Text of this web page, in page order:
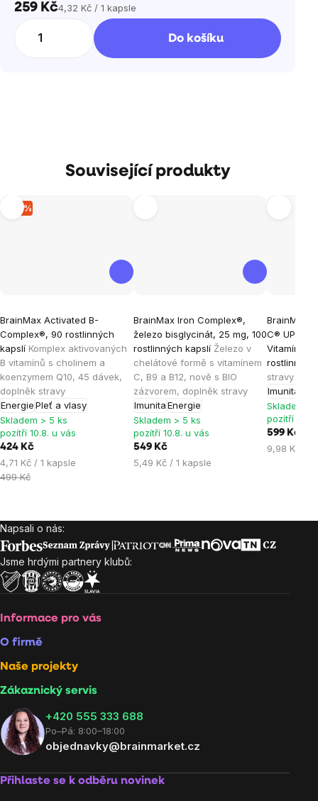
259 KčMěrná
4,32 Kč / 1 kapsle
Do košíku
Související produkty
–15 %
BrainMax Activated B-
Complex®, 90 rostlinných
kapslí Komplex aktivovaných
B vitamínů s cholinem a
koenzymem Q10, 45 dávek,
doplněk stravy
EnergiePleť a vlasy
hodnocení
produktu
je
5,0
z
5
hvězdiček.
Skladem > 5 ks
pozítří 10.8. u vás
424 Kč
Měrná
cena:
4,71 Kč / 1 kapsle
499 Kč
BrainMax Iron Complex®,
železo bisglycinát, 25 mg, 100
rostlinných kapslí Železo v
chelátové formě s vitamínem
C, B9 a B12, nově s BIO
zázvorem, doplněk stravy
ImunitaEnergie
hodnocení
produktu
je
4,8
z
5
hvězdiček.
Skladem > 5 ks
pozítří 10.8. u vás
549 Kč
Měrná
5,49 Kč / 1 kapsle
BrainMax
C®
Vitamín C,
stravy
Imunita
produktu
je
5,0
z
5
Skladem >
pozítří
599 Kč
Měrná
9,98 Kč / 1
Zápatí
Napsali o nás:
Jsme hrdými partnery klubů:
Informace pro vás
O firmě
Naše projekty
Zákaznický servis
‭+420 555 333 688
Po–Pá: 8:00–18:00
objednavky@brainmarket.cz
Přihlaste se k odběru novinek